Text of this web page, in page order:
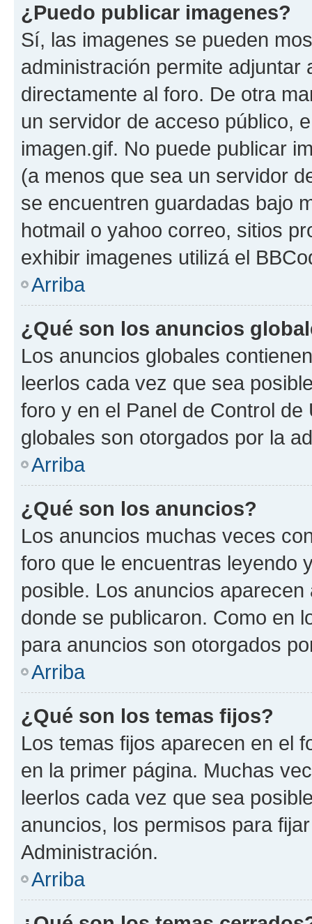
¿Puedo publicar imagenes?
Sí, las imagenes se pueden
administración permite
directamente al foro. De otra
un servidor de acceso público,
imagen.gif. No puede publicar
(a menos que sea un servidor
se encuentren guardadas bajo
hotmail o yahoo correo, sitios
exhibir imagenes utilizá el
Arriba
¿Qué son los anuncios
Los anuncios globales
leerlos cada vez que sea
foro y en el Panel de Control
globales son otorgados por la
Arriba
¿Qué son los anuncios?
Los anuncios muchas veces
foro que le encuentras leyendo
posible. Los anuncios
donde se publicaron. Como en
para anuncios son otorgados
Arriba
¿Qué son los temas fijos?
Los temas fijos aparecen en el
en la primer página. Muchas
leerlos cada vez que sea
anuncios, los permisos para
Administración.
Arriba